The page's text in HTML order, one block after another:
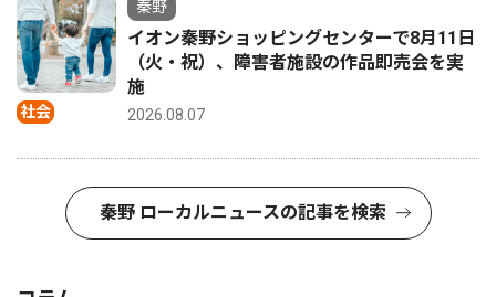
社会
秦野
イオン秦野ショッピングセンターで8月11日
（火・祝）、障害者施設の作品即売会を実
施
2026.08.07
秦野 ローカルニュースの記事を検索